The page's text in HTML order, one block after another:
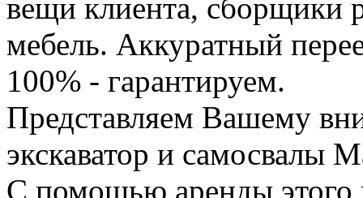
вещи клиента, сборщики
мебель. Аккуратный
100% - гарантируем.
Представляем Вашему
экскаватор и самосвалы
С помощью аренды этого